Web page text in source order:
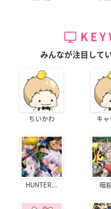
みんなが注目して
ちいかわ キ
HUNTER... 暗